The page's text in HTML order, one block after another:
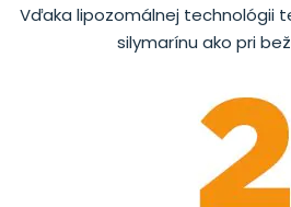
Vďaka lipozomálnej technológii
silymarínu ako pri